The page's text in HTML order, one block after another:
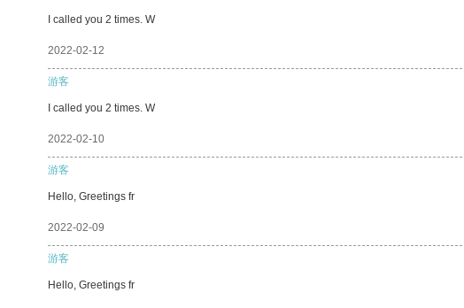
I called you 2 times. W
2022-02-12
游客
I called you 2 times. W
2022-02-10
游客
Hello, Greetings fr
2022-02-09
游客
Hello, Greetings fr